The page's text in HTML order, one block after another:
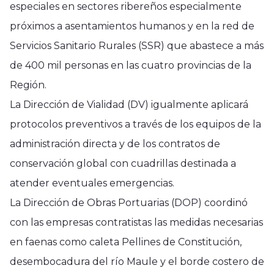
especiales en sectores ribereños especialmente
próximos a asentamientos humanos y en la red de
Servicios Sanitario Rurales (SSR) que abastece a más
de 400 mil personas en las cuatro provincias de la
Región.
La Dirección de Vialidad (DV) igualmente aplicará
protocolos preventivos a través de los equipos de la
administración directa y de los contratos de
conservación global con cuadrillas destinada a
atender eventuales emergencias.
La Dirección de Obras Portuarias (DOP) coordinó
con las empresas contratistas las medidas necesarias
en faenas como caleta Pellines de Constitución,
desembocadura del río Maule y el borde costero de